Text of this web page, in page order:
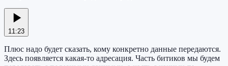
11:23
Плюс надо будет сказать, кому конкретно данные передаются.
Здесь появляется какая-то адресация. Часть битиков мы будем